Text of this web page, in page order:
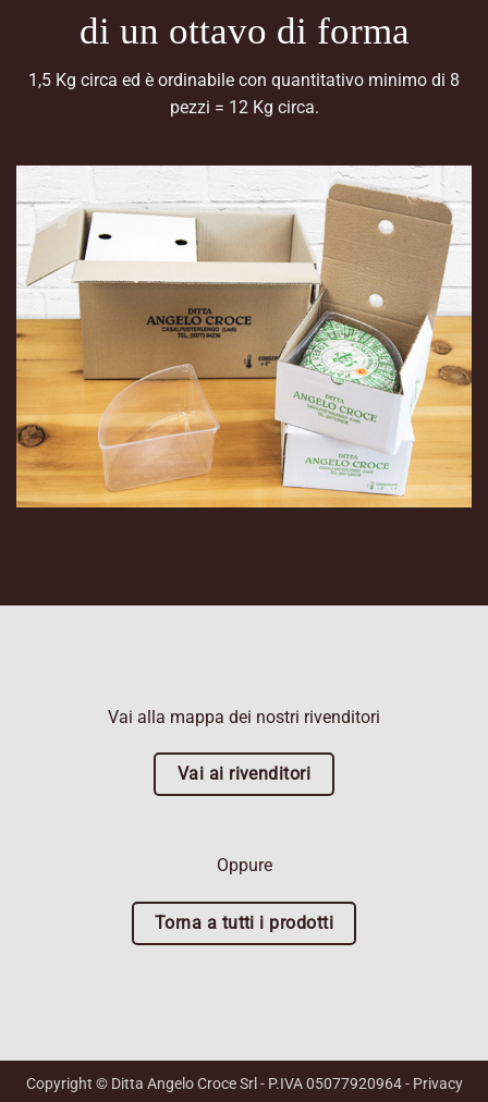
di un ottavo di forma
1,5 Kg circa ed è ordinabile con quantitativo minimo di 8
pezzi = 12 Kg circa.
Vai alla mappa dei nostri rivenditori
Vai ai rivenditori
Oppure
Torna a tutti i prodotti
Copyright © Ditta Angelo Croce Srl - P.IVA 05077920964 - Privacy